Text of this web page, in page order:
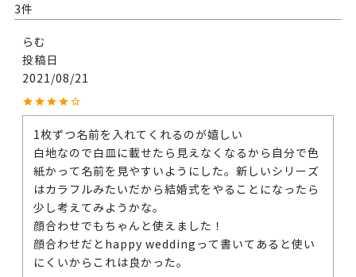
3
らむ
投稿日
2021/08/21
1枚ずつ名前を入れてくれるのが嬉しい
白地なので白皿に載せたら見えなくなるから自分で色
紙かって名前を見やすいようにした。新しいシリーズ
はカラフルみたいだから結婚式をやることになったら
少し考えてみようかな。
顔合わせでもちゃんと使えました！
顔合わせだとhappy weddingって書いてあると使い
にくいからこれは良かった。